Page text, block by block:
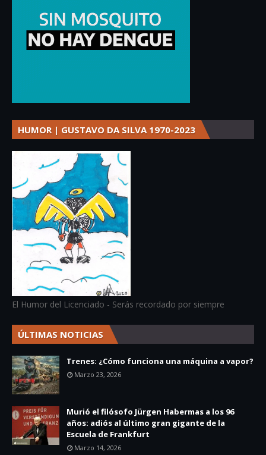
HUMOR | GUSTAVO DA SILVA 1970-2023
El Humor del Licenciado - Serás recordado por siempre
ÚLTIMAS NOTICIAS
Trenes: ¿Cómo funciona una máquina a vapor?
Marzo 23, 2026
Murió el filósofo Jürgen Habermas a los 96
años: adiós al último gran gigante de la
Escuela de Frankfurt
Marzo 14, 2026